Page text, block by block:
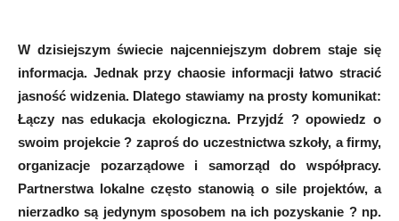
W dzisiejszym świecie najcenniejszym dobrem staje się
informacja. Jednak przy chaosie informacji łatwo stracić
jasność widzenia. Dlatego stawiamy na prosty komunikat:
Łączy nas edukacja ekologiczna. Przyjdź ? opowiedz o
swoim projekcie ? zaproś do uczestnictwa szkoły, a firmy,
organizacje pozarządowe i samorząd do współpracy.
Partnerstwa lokalne często stanowią o sile projektów, a
nierzadko są jedynym sposobem na ich pozyskanie ? np.